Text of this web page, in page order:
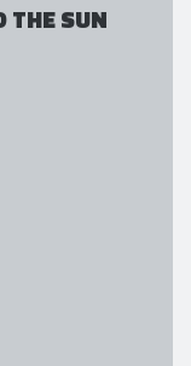
THE SUN